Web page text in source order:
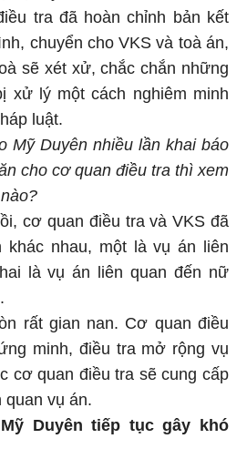
tra đã hoàn chỉnh bản kết
chuyển cho VKS và toà án,
sẽ xét xử, chắc chắn những
xử lý một cách nghiêm minh
luật.
Mỹ Duyên nhiều lần khai báo
cho cơ quan điều tra thì xem
cơ quan điều tra và VKS đã
khác nhau, một là vụ án liên
là vụ án liên quan đến nữ
rất gian nan. Cơ quan điều
minh, điều tra mở rộng vụ
cơ quan điều tra sẽ cung cấp
vụ án.
Duyên tiếp tục gây khó